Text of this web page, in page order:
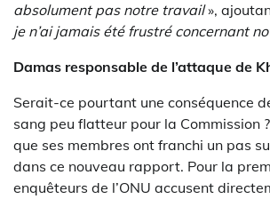
absolument pas notre travail»,
je n’ai jamais été frustré concernant
Damas responsable de l’attaque de
Serait-ce pourtant une conséquence
sang peu flatteur pour la Commission
que ses membres ont franchi un pas
dans ce nouveau rapport. Pour la
enquêteurs de l’ONU accusent